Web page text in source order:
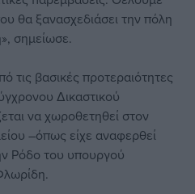
θα ξανασχεδιάσει την πόλη
σημείωσε.
τις βασικές προτεραιότητες
Δικαστικού
να χωροθετηθεί στον
–όπως είχε αναφερθεί
Ρόδο του υπουργού